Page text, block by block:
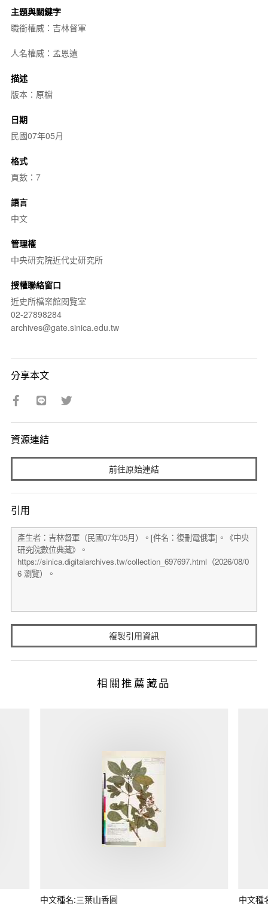
主題與關鍵字
職銜權威：吉林督軍
人名權威：孟恩遠
描述
版本：原檔
日期
民國07年05月
格式
頁數：7
語言
中文
管理權
中央研究院近代史研究所
授權聯絡窗口
近史所檔案館閱覽室
02-27898284
archives@gate.sinica.edu.tw
分享本文
資源連結
前往原始連結
引用
複製引用資訊
相關推薦藏品
中文種名:三葉山香圓 中文種